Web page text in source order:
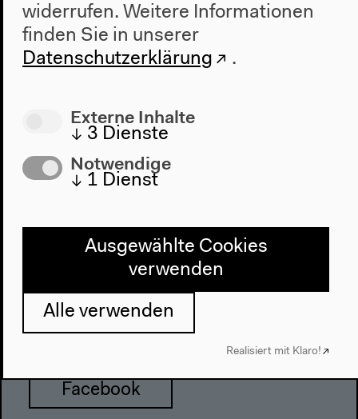
Haus der Kulturen der Welt
John-Foster-Dulles-Allee 10, 10557
Tel + 49 30 397 87 0
info@hkw.de
Instagram
Twitter
Facebook
widerrufen. Weitere Informationen
finden Sie in unserer
Datenschutzerklärung
.
Externe Inhalte
↓ 3 Dienste
Notwendige
↓ 1 Dienst
Ausgewählte Cookies
verwenden
Alle verwenden
Realisiert mit Klaro!